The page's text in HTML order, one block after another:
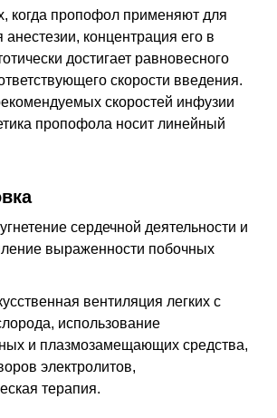
когда пропофол применяют для
концентрация его в
достигает равновесного
скорости введения.
скоростей инфузии
пропофола носит линейный
угнетение сердечной деятельности и
выраженности побочных
вентиляция легких с
использование
и плазмозамещающих средства,
электролитов,
терапия.